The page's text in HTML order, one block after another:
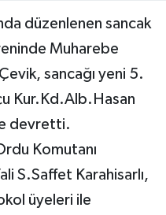
düzenlenen sancak
Muharebe
sancağı yeni 5.
Kur.Kd.Alb.Hasan
devretti.
Komutanı
S.Saffet Karahisarlı,
üyeleri ile